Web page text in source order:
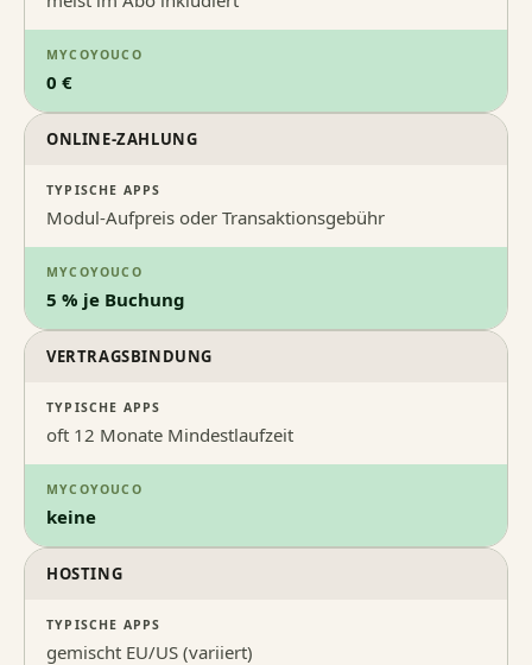
MYCOYOUCO
0 €
ONLINE-ZAHLUNG
TYPISCHE APPS
Modul-Aufpreis oder Transaktionsgebühr
MYCOYOUCO
5 % je Buchung
VERTRAGSBINDUNG
TYPISCHE APPS
oft 12 Monate Mindestlaufzeit
MYCOYOUCO
keine
HOSTING
TYPISCHE APPS
gemischt EU/US (variiert)